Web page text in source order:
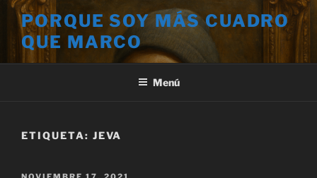
Saltar
contenido
PORQUE SOY MÁS CUADRO
QUE MARCO
Menú
ETIQUETA: JEVA
PUBLICADO